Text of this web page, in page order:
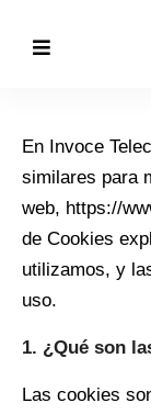
En Invoce
similares para
web, https://
de Cookies
utilizamos, y
uso.
1. ¿Qué son
Las cookies